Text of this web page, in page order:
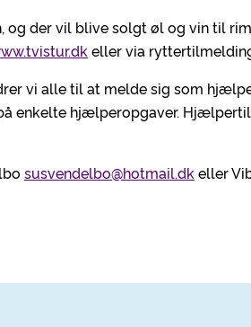
og der vil blive solgt øl og vin til
eller via
vi alle til at melde sig som
enkelte hjælperopgaver.
susvendelbo@hotmail.dk eller